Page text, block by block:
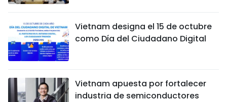
Vietnam designa el 15 de octubre
como Día del Ciudadano Digital
Vietnam apuesta por fortalecer
industria de semiconductores